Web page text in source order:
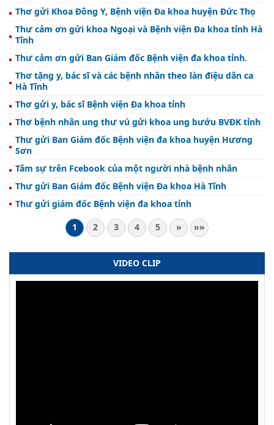
Thơ gửi Khoa Đông Y, Bệnh viện Đa khoa huyện Đức Thọ
Thư cảm ơn gửi khoa Ngoại và Bệnh viện Đa khoa tỉnh Hà
Tĩnh
Thư cảm ơn gửi Ban Giám đốc Bệnh viện đa khoa tỉnh.
Thơ tặng y, bác sĩ và các bệnh nhân theo làn điệu dân ca
Hà Tĩnh
Thơ gửi y, bác sĩ Bệnh viện Đa khoa tỉnh
Thơ bệnh nhân ung thư vú gửi khoa ung bướu BVĐK tỉnh
Thư gửi Ban Giám đốc Bệnh viện đa khoa huyện Hương
Sơn
Tâm sự trên Fcebook của một người nhà bệnh nhân
Thư gửi Ban Giám đốc Bệnh viện Đa khoa Hà Tĩnh
Thư gửi giám đốc Bệnh viện đa khoa tỉnh
1
2 3 4 5 » »»
VIDEO CLIP